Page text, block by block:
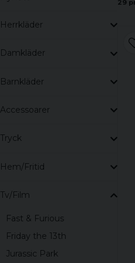
I vårt sortiment av
Herrkläder
Damkläder
Barnkläder
Accessoarer
Tryck
Hem/Fritid
Tv/Film
Fast & Furious
Friday the 13th
Jurassic Park
29